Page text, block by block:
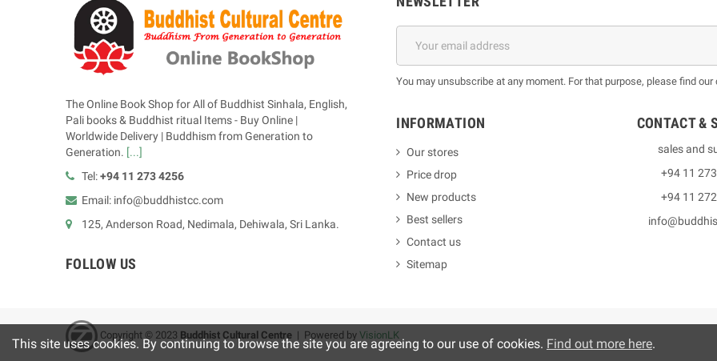
The Online Book Shop for All of Buddhist Sinhala, English,
Pali books & Buddhist ritual Items - Buy Online |
Worldwide Delivery | Buddhism from Generation to
Generation. [...]
Tel:+94 11 273 4256
Email: info@buddhistcc.com
125, Anderson Road, Nedimala, Dehiwala, Sri Lanka.
FOLLOW US
You may unsubscribe at any moment. For that purpose, please find
INFORMATION
Our stores
Price drop
New products
Best sellers
Contact us
Sitemap
CONTACT &
sales and
+94 11
+94 11
Copyright © 2023 Buddhist Cultural Centre | Powered by VisionLK
This site uses cookies. By continuing to browse the site you are agreeing to our use of cookies. Find out more here.